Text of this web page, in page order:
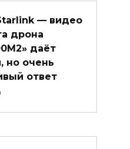
— видео
дрона
даёт
но очень
ответ